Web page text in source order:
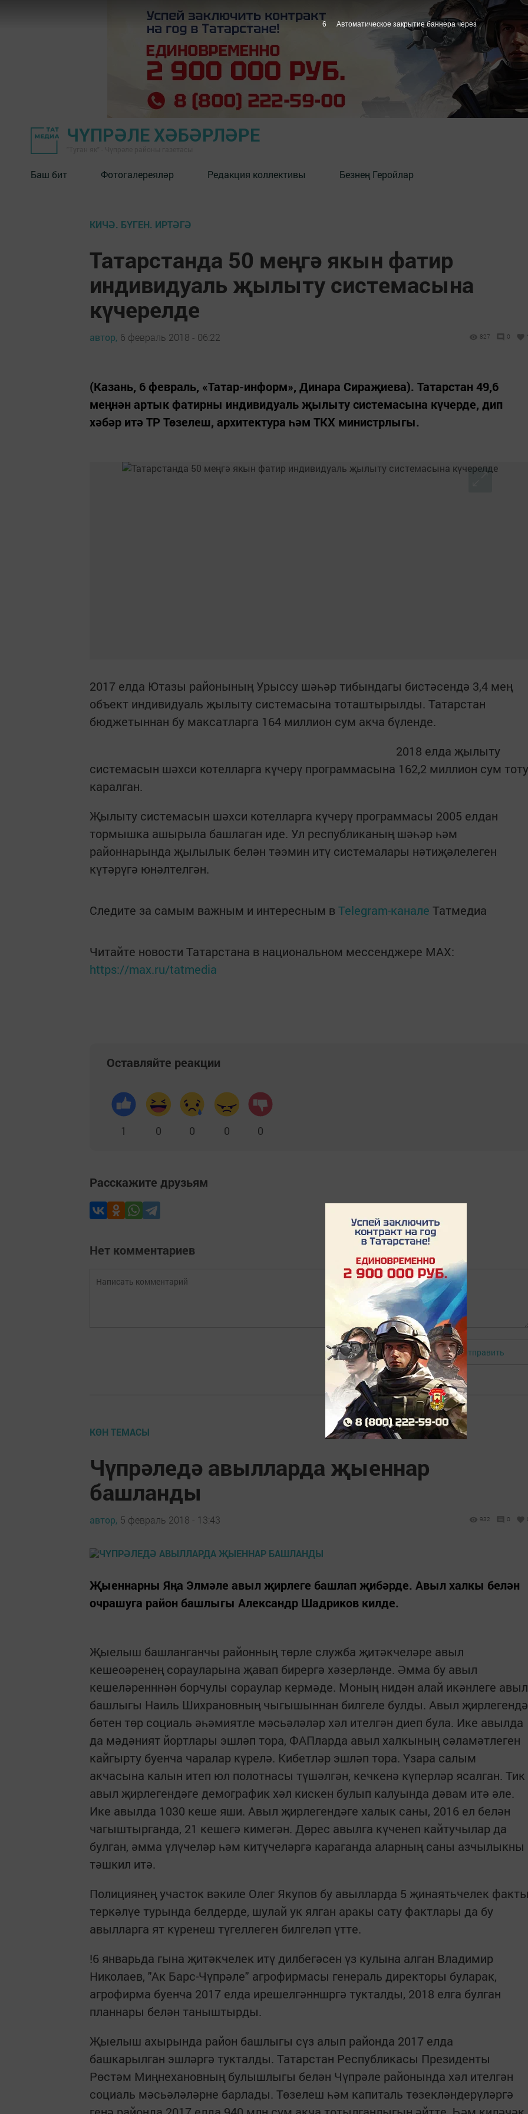
ЧҮПРӘЛЕ ХӘБӘРЛӘРЕ
Баш бит Фотогалереяләр Редакция коллективы Безнең Геройлар
КИЧӘ. БҮГЕН. ИРТӘГӘ
Татарстанда 50 меңгә якын фатир
индивидуаль җылыту системасына
күчерелде
автор, 6 февраль 2018 - 06:22 827 0
(Казань, 6 февраль, «Татар-информ», Динара Сираҗиева). Татарстан 49,6
меңнән артык фатирны индивидуаль җылыту системасына күчерде, дип
хәбәр итә ТР Төзелеш, архитектура һәм ТКХ министрлыгы.
2017 елда Ютазы районының Урыссу шәһәр тибындагы бистәсендә 3,4 мең
объект индивидуаль җылыту системасына тоташтырылды. Татарстан
бюджетыннан бу максатларга 164 миллион сум акча бүленде.
2018 елда җылыту
системасын шәхси котелларга күчерү программасына 162,2 миллион сум тоту
каралган.
Җылыту системасын шәхси котелларга күчерү программасы 2005 елдан
тормышка ашырыла башлаган иде. Ул республиканың шәһәр һәм
районнарында җылылык белән тәэмин итү системалары нәтиҗәлелеген
күтәрүгә юнәлтелгән.
Следите за самым важным и интересным в Telegram-канале Татмедиа
Читайте новости Татарстана в национальном мессенджере MАХ:
https://max.ru/tatmedia
Оставляйте реакции
1 0 0 0 0
Расскажите друзьям
Нет комментариев
Авторизоваться Отправить
КӨН ТЕМАСЫ
Чүпрәледә авылларда җыеннар
башланды
автор, 5 февраль 2018 - 13:43 932 0
Җыеннарны Яңа Элмәле авыл җирлеге башлап җибәрде. Авыл халкы белән
очрашуга район башлыгы Александр Шадриков килде.
Җыелыш башланганчы районның төрле служба җитәкчеләре авыл
кешеоәренең сорауларына җавап бирергә хәзерләнде. Әмма бу авыл
кешеләренннән борчулы сораулар кермәде. Моның нидән алай икәнлеге авыл
башлыгы Наиль Шихрановның чыгышыннан билгеле булды. Авыл җирлегендә
бөтен төр социаль әһәмиятле мәсьәләләр хәл ителгән диеп була. Ике авылда
да мәдәният йортлары эшләп тора, ФАПларда авыл халкының сәламәтлеген
кайгырту буенча чаралар күрелә. Кибетләр эшләп тора. Үзара салым
акчасына калын итеп юл полотнасы түшәлгән, кечкенә күперләр ясалган. Тик
авыл җирлегендәге демографик хәл кискен булып калуында дәвам итә әле.
Ике авылда 1030 кеше яши. Авыл җирлегендәге халык саны, 2016 ел белән
чагыштырганда, 21 кешегә кимегән. Дөрес авылга күченеп кайтучылар да
булган, әмма үлүчеләр һәм китүчеләргә караганда аларның саны азчылыкны
тәшкил итә.
Полициянең участок вәкиле Олег Якупов бу авылларда 5 җинаятьчелек
теркәлүе турында белдерде, шулай ук ялган аракы сату фактлары да бу
авылларга ят күренеш түгеллеген билгеләп үтте.
!6 январьда гына җитәкчелек итү дилбегәсен үз кулына алган Владимир
Николаев, "Ак Барс-Чүпрәле" агрофирмасы генераль директоры буларак,
агрофирма буенча 2017 елда ирешелгәнншргә тукталды, 2018 елга булган
планнары белән таныштырды.
Җыелыш ахырында район башлыгы сүз алып районда 2017 елда
башкарылган эшләргә тукталды. Татарстан Республикасы Президенты
Рөстәм Миңнехановның булышлыгы белән Чүпрәле районында хәл ителгән
социаль мәсьәләләрне барлады. Төзелеш һәм капиталь төзекләндерүләргә
5 Автоматическое закрытие баннера через